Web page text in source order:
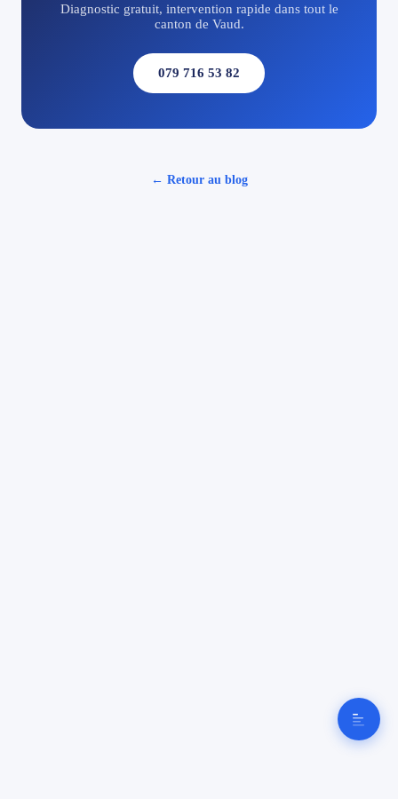
Diagnostic gratuit, intervention rapide dans tout le
canton de Vaud.
079 716 53 82
← Retour au blog